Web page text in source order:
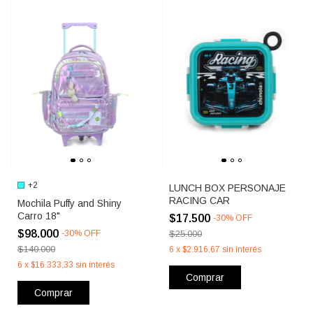
+2
Mochila Puffy and Shiny
Carro 18"
$98.000 -30% OFF
$140.000
6 x $16.333,33 sin interés
Comprar
LUNCH BOX PERSONAJE
RACING CAR
$17.500 -30% OFF
$25.000
6 x $2.916,67 sin interés
Comprar